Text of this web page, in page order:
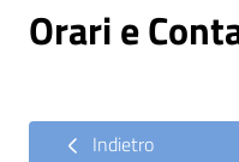
Orari e
Indietro